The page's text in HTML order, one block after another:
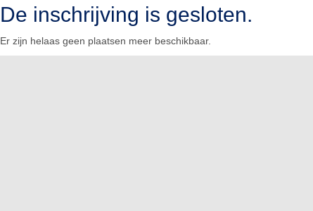
De inschrijving is gesloten.
Er zijn helaas geen plaatsen meer beschikbaar.